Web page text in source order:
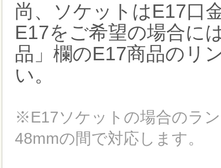
尚、ソケットはE17口
E17をご希望の場合に
品」欄のE17商品のリ
い。
※E17ソケットの場合のラ
48mmの間で対応します。